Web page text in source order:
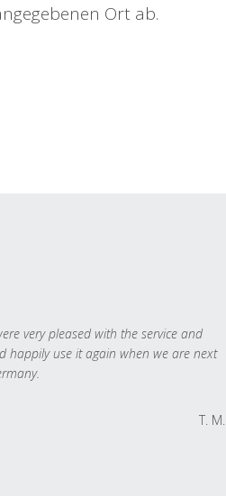
Ort ab.
very pleased with the service and
happily use it again when we are next
T. M.